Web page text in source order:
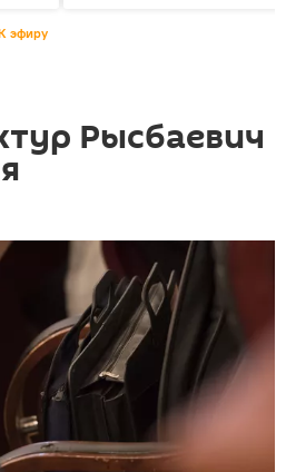
эфиру
Рысбаевич